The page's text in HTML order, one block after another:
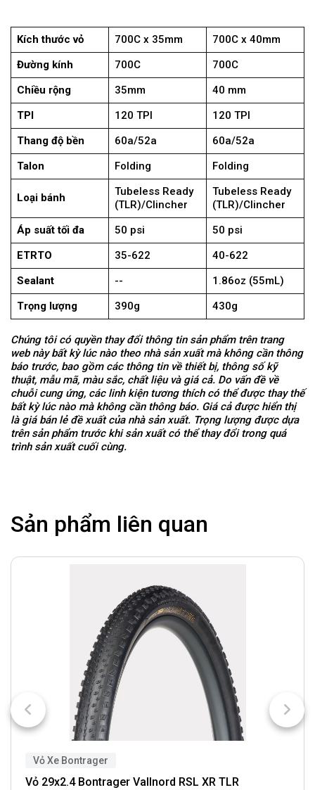
Kích thước vỏ 700C x 35mm
700C x 40mm
Đường kính
700C
700C
Chiều rộng
35mm
40 mm
TPI
120 TPI
120 TPI
Thang độ bền
60a/52a
60a/52a
Talon
Folding Folding
Loại bánh
Tubeless Ready
(TLR)/Clincher
Tubeless Ready
(TLR)/Clincher
Áp suất tối đa
50 psi
50 psi
ETRTO
35-622
40-622
Sealant
--
1.86oz (55mL)
Trọng lượng
390g 430g
Chúng tôi có quyền thay đổi thông tin sản phẩm trên trang
web này bất kỳ lúc nào theo nhà sản xuất mà không cần thông
báo trước, bao gồm các thông tin về thiết bị, thông số kỹ
thuật, mẫu mã, màu sắc, chất liệu và giá cả. Do vấn đề về
chuỗi cung ứng, các linh kiện tương thích có thể được thay thế
bất kỳ lúc nào mà không cần thông báo. Giá cả được hiển thị
là giá bán lẻ đề xuất của nhà sản xuất. Trọng lượng được dựa
trên sản phẩm trước khi sản xuất có thể thay đổi trong quá
trình sản xuất cuối cùng.
Sản phẩm liên quan
Vỏ Xe Bontrager
Vỏ 29x2.4 Bontrager Vallnord RSL XR TLR